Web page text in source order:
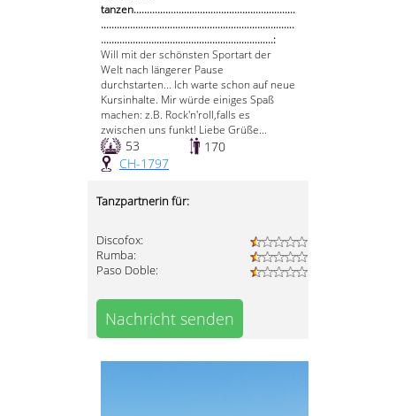
tanzen.............................................................
.........................................................................
.................................................................:
Will mit der schönsten Sportart der
Welt nach längerer Pause
durchstarten... Ich warte schon auf neue
Kursinhalte. Mir würde einiges Spaß
machen: z.B. Rock'n'roll,falls es
zwischen uns funkt! Liebe Grüße...
53
170
CH-1797
Tanzpartnerin für:
Discofox:
Rumba:
Paso Doble:
Nachricht senden